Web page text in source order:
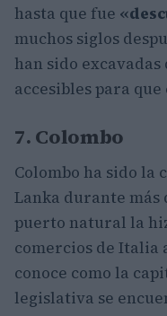
hasta que fue
muchos siglos
han sido excavadas
accesibles para
7. Colombo
Colombo ha sido la
Lanka durante más
puerto natural la
comercios de Italia
conoce como la
legislativa se